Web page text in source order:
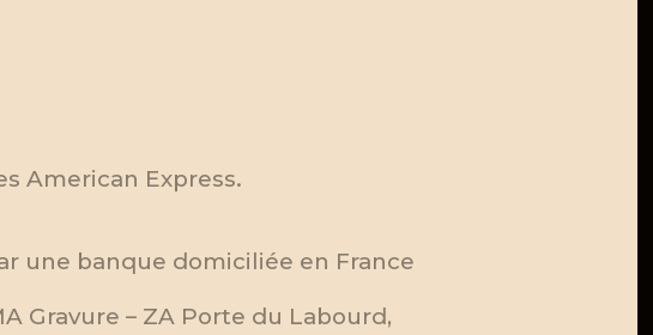
American Express.
une banque domiciliée en France
Gravure – ZA Porte du Labourd,